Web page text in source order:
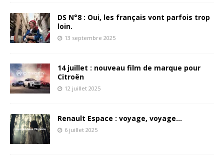
DS N°8 : Oui, les français vont parfois trop
loin.
13 septembre 2025
14 juillet : nouveau film de marque pour
Citroën
12 juillet 2025
Renault Espace : voyage, voyage…
6 juillet 2025